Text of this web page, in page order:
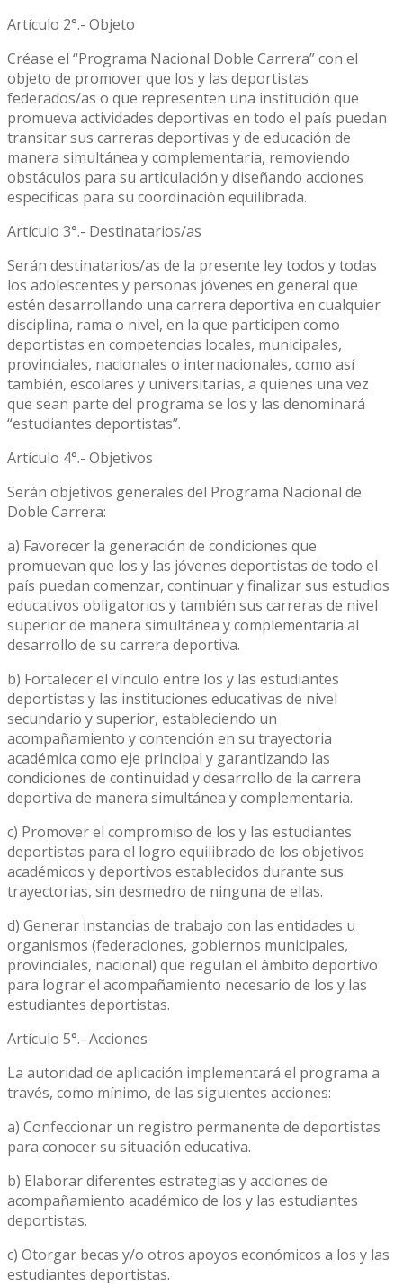
Artículo 2°.- Objeto
Créase el “Programa Nacional Doble Carrera” con el
objeto de promover que los y las deportistas
federados/as o que representen una institución que
promueva actividades deportivas en todo el país puedan
transitar sus carreras deportivas y de educación de
manera simultánea y complementaria, removiendo
obstáculos para su articulación y diseñando acciones
específicas para su coordinación equilibrada.
Artículo 3°.- Destinatarios/as
Serán destinatarios/as de la presente ley todos y todas
los adolescentes y personas jóvenes en general que
estén desarrollando una carrera deportiva en cualquier
disciplina, rama o nivel, en la que participen como
deportistas en competencias locales, municipales,
provinciales, nacionales o internacionales, como así
también, escolares y universitarias, a quienes una vez
que sean parte del programa se los y las denominará
“estudiantes deportistas”.
Artículo 4°.- Objetivos
Serán objetivos generales del Programa Nacional de
Doble Carrera:
a) Favorecer la generación de condiciones que
promuevan que los y las jóvenes deportistas de todo el
país puedan comenzar, continuar y finalizar sus estudios
educativos obligatorios y también sus carreras de nivel
superior de manera simultánea y complementaria al
desarrollo de su carrera deportiva.
b) Fortalecer el vínculo entre los y las estudiantes
deportistas y las instituciones educativas de nivel
secundario y superior, estableciendo un
acompañamiento y contención en su trayectoria
académica como eje principal y garantizando las
condiciones de continuidad y desarrollo de la carrera
deportiva de manera simultánea y complementaria.
c) Promover el compromiso de los y las estudiantes
deportistas para el logro equilibrado de los objetivos
académicos y deportivos establecidos durante sus
trayectorias, sin desmedro de ninguna de ellas.
d) Generar instancias de trabajo con las entidades u
organismos (federaciones, gobiernos municipales,
provinciales, nacional) que regulan el ámbito deportivo
para lograr el acompañamiento necesario de los y las
estudiantes deportistas.
Artículo 5°.- Acciones
La autoridad de aplicación implementará el programa a
través, como mínimo, de las siguientes acciones:
a) Confeccionar un registro permanente de deportistas
para conocer su situación educativa.
b) Elaborar diferentes estrategias y acciones de
acompañamiento académico de los y las estudiantes
deportistas.
c) Otorgar becas y/o otros apoyos económicos a los y las
estudiantes deportistas.